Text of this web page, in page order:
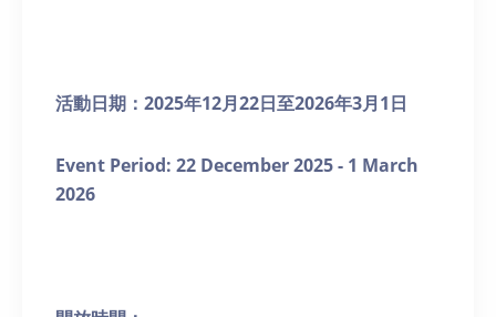
活動日期： 2025年12月22日至2026年3月1日
Event Period: 22 December 2025 - 1 March
2026